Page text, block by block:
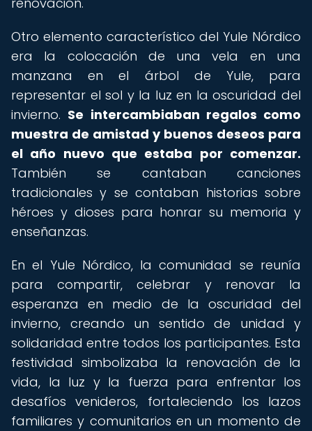
Otro elemento característico del Yule Nórdico
era la colocación de una vela en una
manzana en el árbol de Yule, para
representar el sol y la luz en la oscuridad del
invierno. Se intercambiaban regalos como
muestra de amistad y buenos deseos para
el año nuevo que estaba por comenzar.
También se cantaban canciones
tradicionales y se contaban historias sobre
héroes y dioses para honrar su memoria y
enseñanzas.
En el Yule Nórdico, la comunidad se reunía
para compartir, celebrar y renovar la
esperanza en medio de la oscuridad del
invierno, creando un sentido de unidad y
solidaridad entre todos los participantes. Esta
festividad simbolizaba la renovación de la
vida, la luz y la fuerza para enfrentar los
desafíos venideros, fortaleciendo los lazos
familiares y comunitarios en un momento de